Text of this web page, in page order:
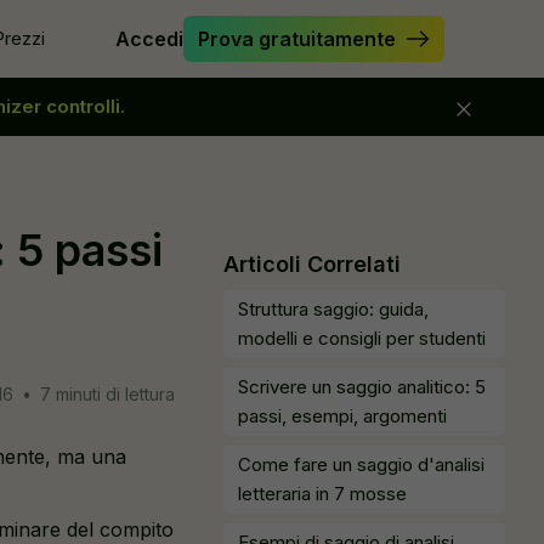
il saggio
di frasi
stealth
Verifica Saggio
Strumento di Parafrasi
Semplifica
Accedi Prova gratuitamente
controlli.
passi
• 7 minuti di lettura
ma una
del compito
Articoli Correlati
Struttura saggio: guida,
modelli e consigli per studenti
Scrivere un saggio analitico: 5
passi, esempi, argomenti
Come fare un saggio d'analisi
letteraria in 7 mosse